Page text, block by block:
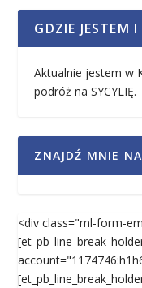
GDZIE JESTEM
Aktualnie jestem w
podróż na SYCYLIĘ.
ZNAJDŹ MNIE
<div class="ml-form-